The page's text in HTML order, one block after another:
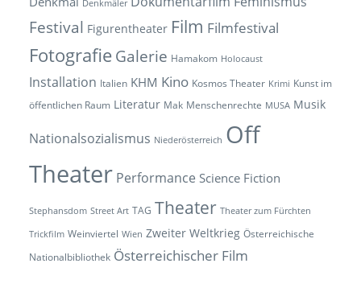
Denkmäler
Festival Figurentheater Film Filmfestival
Fotografie Galerie Hamakom Holocaust
Installation Italien KHM Kino Kosmos Theater Krimi Kunst im
öffentlichen Raum Literatur Mak Menschenrechte MUSA Musik
Nationalsozialismus Niederösterreich Off
Theater Performance Science Fiction
Stephansdom Street Art TAG Theater Theater zum Fürchten
Trickfilm Weinviertel Wien Zweiter Weltkrieg Österreichische
Nationalbibliothek Österreichischer Film